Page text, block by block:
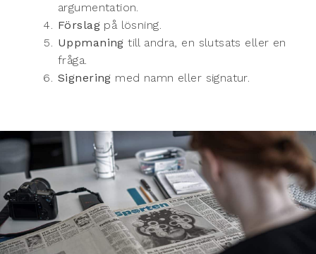
argumentation.
Förslagpå lösning.
Uppmaning till andra, en slutsats eller en
fråga.
Signering med namn eller signatur.